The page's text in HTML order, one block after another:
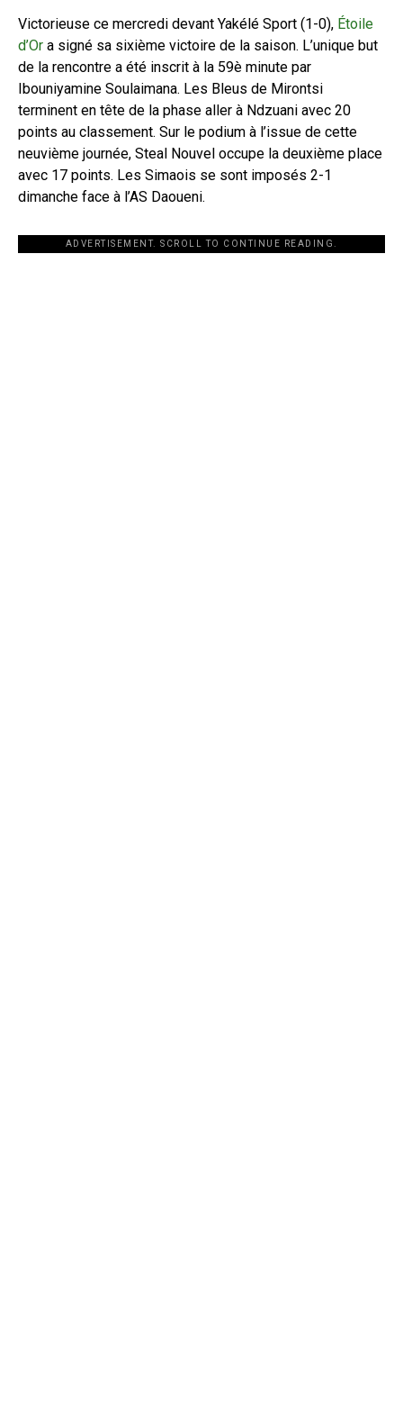
Victorieuse ce mercredi devant Yakélé Sport (1-0), Étoile
d’Or a signé sa sixième victoire de la saison. L’unique but
de la rencontre a été inscrit à la 59è minute par
Ibouniyamine Soulaimana. Les Bleus de Mirontsi
terminent en tête de la phase aller à Ndzuani avec 20
points au classement. Sur le podium à l’issue de cette
neuvième journée, Steal Nouvel occupe la deuxième place
avec 17 points. Les Simaois se sont imposés 2-1
dimanche face à l’AS Daoueni.
ADVERTISEMENT. SCROLL TO CONTINUE READING.